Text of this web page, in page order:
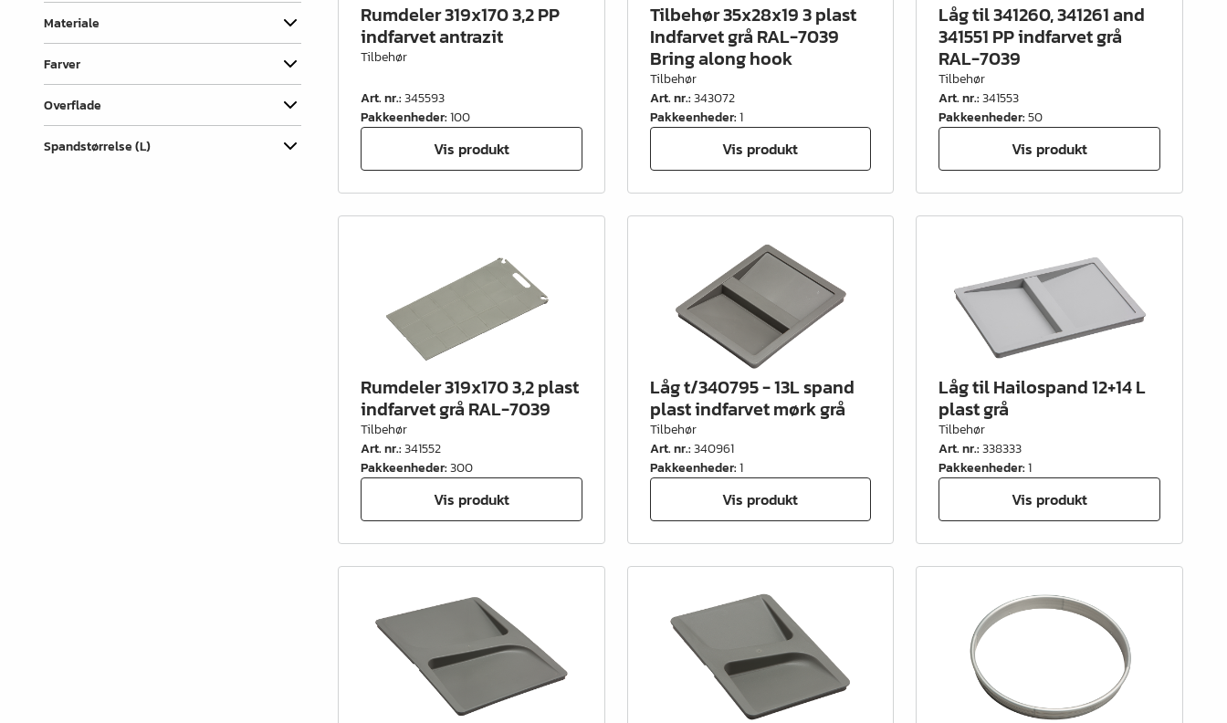
Trådvarer
Køkken- & badindretning
Garderobeindretning &
Bøjlerør- & holdere
Materiale
Farver
Overflade
Spandstørrelse (L)
Rumdeler 319x170 3,2 PP
indfarvet antrazit
Tilbehør
Art. nr.:345593
Pakkeenheder:100
Vis produkt
Tilbehør 35x28x19 3 plast
Indfarvet grå RAL-7039
Bring along hook
Tilbehør
Art. nr.:343072
Pakkeenheder:1
Vis produkt
Låg til 341260, 341261 and
341551 PP indfarvet grå
RAL-7039
Tilbehør
Art. nr.:341553
Pakkeenheder:50
Vis produkt
Rumdeler 319x170 3,2 plast
indfarvet grå RAL-7039
Tilbehør
Art. nr.:341552
Pakkeenheder:300
Vis produkt
Låg t/340795 - 13L spand
plast indfarvet mørk grå
Tilbehør
Art. nr.:340961
Pakkeenheder:1
Vis produkt
Låg til Hailospand 12+14 L
plast grå
Tilbehør
Art. nr.:338333
Pakkeenheder:1
Vis produkt